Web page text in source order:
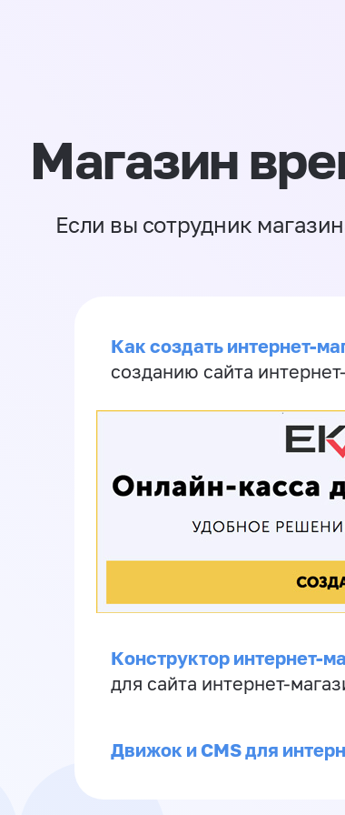
Магазин
Если вы сотрудник
Как создать интернет-
созданию сайта
Конструктор интернет-
для сайта интернет-
Движок и CMS для